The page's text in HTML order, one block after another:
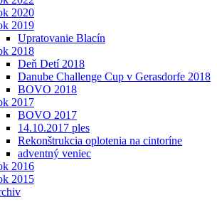
2020
2019
Upratovanie Blacín
2018
Deň Detí 2018
Danube Challenge Cup v Gerasdorfe 2018
BOVO 2018
2017
BOVO 2017
14.10.2017 ples
Rekonštrukcia oplotenia na cintoríne
adventný veniec
2016
2015